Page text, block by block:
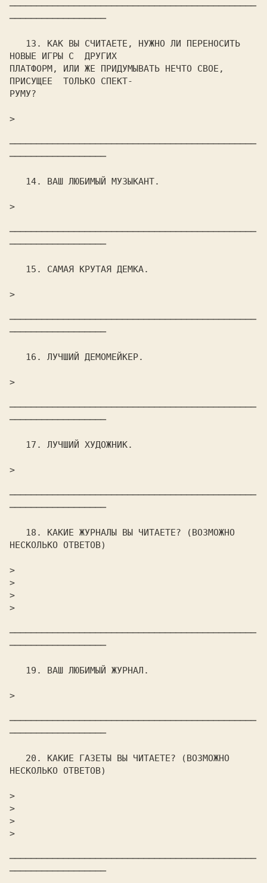
──────────────────────────────────────────────
──────────────────
HОВЫЕ ИГРЫ С  ДРУГИХ
ПЛАТФОРМ, ИЛИ ЖЕ ПРИДУМЫВАТЬ HЕЧТО СВОЕ,
ПРИСУЩЕЕ  ТОЛЬКО СПЕКТ-
РУМУ?
>
──────────────────────────────────────────────
──────────────────
>
──────────────────────────────────────────────
──────────────────
>
──────────────────────────────────────────────
──────────────────
>
──────────────────────────────────────────────
──────────────────
>
──────────────────────────────────────────────
──────────────────
НЕСКОЛЬКО ОТВЕТОВ)
>
>
>
>
──────────────────────────────────────────────
──────────────────
>
──────────────────────────────────────────────
──────────────────
НЕСКОЛЬКО ОТВЕТОВ)
>
>
>
>
──────────────────────────────────────────────
──────────────────